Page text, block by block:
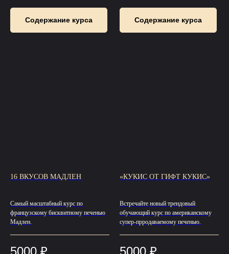
Содержание курса Содержание курса
16 ВКУСОВ МАДЛЕН
Самый масштабный курс по
французскому бисквитному печенью
Мадлен.
«КУКИС ОТ ГИФТ КУКИС»
Встречайте новый трендовый
обучающий курс по американскому
супер-прродаваемому печенью.